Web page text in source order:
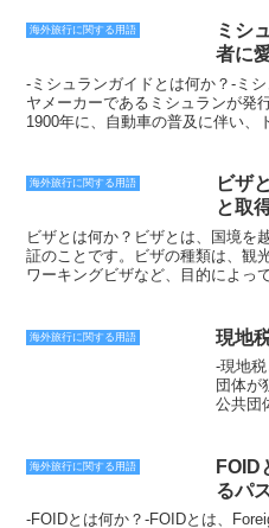
ど、さまざまな要因が考えられま
に、ROEを調べておくことが大切
地通貨に交換する際に、より多く
ROEが高いと、日本円を現地通貨
円で済みます。ROEは、海外旅行
め、事前に調べておくことが大切
情勢が不安定になると、その国の
と、ROEが上昇して、その国の通
勢が安定すると、その国の通貨は
ROEが下落して、その国の通貨
になると、その国の通貨は売られ
上昇して、その国の通貨は安くな
は買われやすくなります。すると
は高くなります。逆に、金利が下
すくなります。すると、ROEが
海外旅行に関する用語
ミシ
者に
-ミシュランガイドとは何か？-ミ
ヤメーカーであるミシュランが発
1900年に、自動車の普及に伴い、
ている。ミシュランガイドの特徴
レストランやホテルは、ミシュラ
れ、食事やサービス、雰囲気など
で表され、最高は三つ星である。
界最高峰のレストランと称される
る評価から、世界中の旅行者に愛
り、予約が殺到することが多い。
もある。評価基準が厳しすぎると
が甘くなるという疑惑などが指
ドが掲載するレストランは、高級
的なレストランは掲載されにくい
の旅行者に旅先での情報を提供し
海外旅行に関する用語
ビザ
と取
ビザとは何か？ビザとは、国境を
証のことです。ビザの種類は、観
ワーキングビザなど、目的によっ
です。ビザが必要な国と不要な国
国以上あります。日本人がビザな
す。ビザが必要な国に入国する
す。ビザの種類は、観光ビザ、ビ
ビザなど、目的によってさまざま
請書、ビザ申請料などが含まれま
場合がありますので、早めに申請
ザの種類は、観光ビザ、ビジネス
ど、目的によってさまざまです。
海外旅行に関する用語 現地
-現地
団体が
公共団
事業者
現地税
税、自
酒税
海外旅行に関する用語
FOID
るパ
-FOIDとは何か？-FOIDとは、